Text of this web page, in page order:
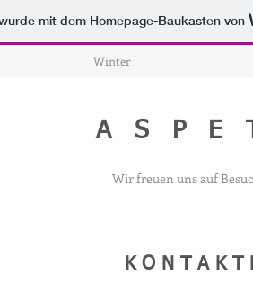
mit dem Homepage-Baukasten von
Winter
A S P
Wir freuen uns auf
K O N T A K